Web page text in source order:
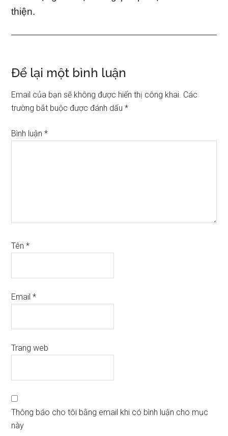
thiện.
Reader
Interactions
Để lại một bình luận
Email của bạn sẽ không được hiển thị công khai. Các
trường bắt buộc được đánh dấu*
Bình luận*
Tên*
Email*
Trang web
Thông báo cho tôi bằng email khi có bình luận cho mục
này